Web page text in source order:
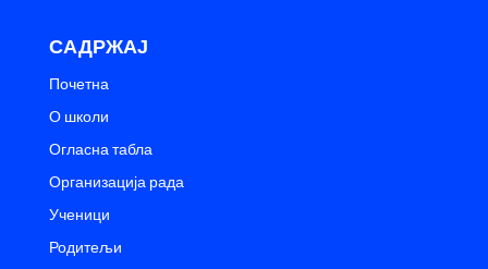
САДРЖАЈ
Почетна
О школи
Огласна табла
Организација рада
Ученици
Родитељи